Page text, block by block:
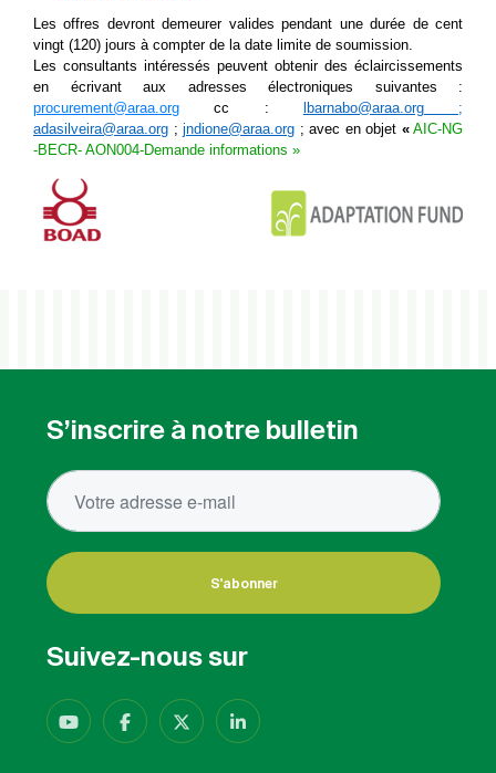
Les offres devront demeurer valides pendant une durée de cent
vingt (120) jours à compter de la date limite de soumission.
Les consultants intéressés peuvent obtenir des éclaircissements
en écrivant aux adresses électroniques suivantes :
procurement@araa.org cc : lbarnabo@araa.org;
adasilveira@araa.org ; jndione@araa.org ; avec en objet «AIC-NG
-BECR- AON004-Demande informations »
S’inscrire à notre bulletin
S'abonner
Suivez-nous sur